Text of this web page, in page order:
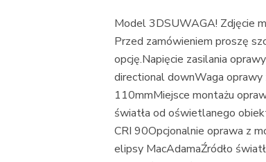
Model 3DSUWAGA! Zdjęcie
Przed zamówieniem proszę
opcję.Napięcie zasilania
directional downWaga
110mmMiejsce montażu
światła od oświetlanego
CRI 90Opcjonalnie oprawa z
elipsy MacAdamaŹródło